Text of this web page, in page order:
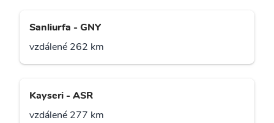
Sanliurfa - GNY
vzdálené 262 km
Kayseri - ASR
vzdálené 277 km